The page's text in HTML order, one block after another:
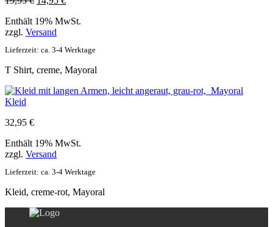
war:
19,95 €
ist:
Enthält 19% MwSt.
zzgl. Versand
Lieferzeit: ca. 3-4 Werktage
T Shirt, creme, Mayoral
Kleid
32,95 €
Enthält 19% MwSt.
zzgl. Versand
Lieferzeit: ca. 3-4 Werktage
Kleid, creme-rot, Mayoral